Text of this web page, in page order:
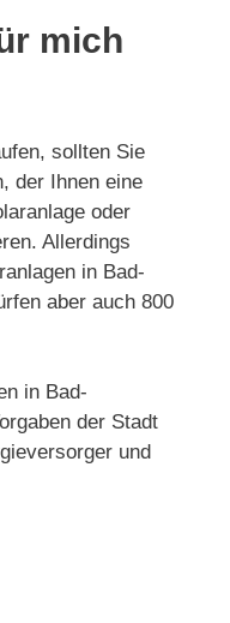
mich
sollten Sie
der Ihnen eine
oder
Allerdings
in Bad-
aber auch 800
in Bad-
der Stadt
und